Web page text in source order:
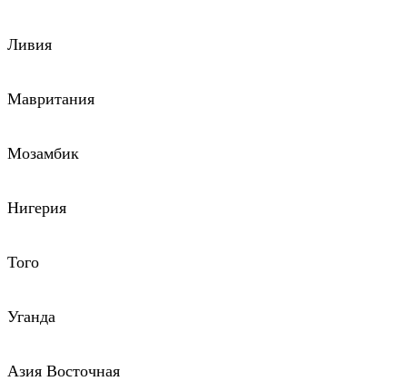
Ливия
Мавритания
Мозамбик
Нигерия
Того
Уганда
Азия Восточная